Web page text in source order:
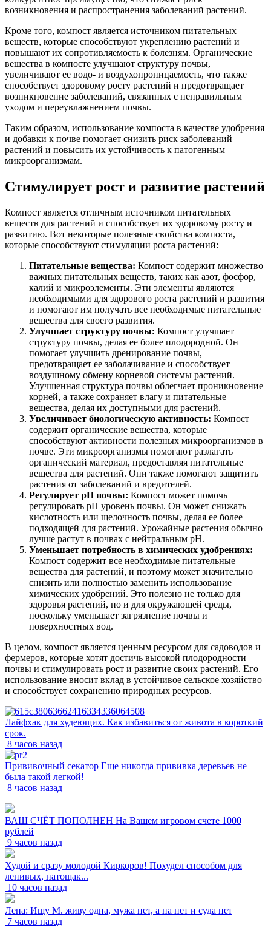
возникновения и распространения заболеваний растений.
Кроме того, компост является источником питательных
веществ, которые способствуют укреплению растений и
повышают их сопротивляемость к болезням. Органические
вещества в компосте улучшают структуру почвы,
увеличивают ее водо- и воздухопроницаемость, что также
способствует здоровому росту растений и предотвращает
возникновение заболеваний, связанных с неправильным
уходом и переувлажнением почвы.
Таким образом, использование компоста в качестве удобрения
и добавки к почве помогает снизить риск заболеваний
растений и повысить их устойчивость к патогенным
микроорганизмам.
Стимулирует рост и развитие растений
Компост является отличным источником питательных
веществ для растений и способствует их здоровому росту и
развитию. Вот некоторые полезные свойства компоста,
которые способствуют стимуляции роста растений:
Питательные вещества: Компост содержит множество
важных питательных веществ, таких как азот, фосфор,
калий и микроэлементы. Эти элементы являются
необходимыми для здорового роста растений и развития
и помогают им получать все необходимые питательные
вещества для своего развития.
Улучшает структуру почвы: Компост улучшает
структуру почвы, делая ее более плодородной. Он
помогает улучшить дренирование почвы,
предотвращает ее заболачивание и способствует
воздушному обмену корневой системы растений.
Улучшенная структура почвы облегчает проникновение
корней, а также сохраняет влагу и питательные
вещества, делая их доступными для растений.
Увеличивает биологическую активность: Компост
содержит органические вещества, которые
способствуют активности полезных микроорганизмов в
почве. Эти микроорганизмы помогают разлагать
органический материал, предоставляя питательные
вещества для растений. Они также помогают защитить
растения от заболеваний и вредителей.
Регулирует pH почвы: Компост может помочь
регулировать pH уровень почвы. Он может снижать
кислотность или щелочность почвы, делая ее более
подходящей для растений. Урожайные растения обычно
лучше растут в почвах с нейтральным pH.
Уменьшает потребность в химических удобрениях:
Компост содержит все необходимые питательные
вещества для растений, и поэтому может значительно
снизить или полностью заменить использование
химических удобрений. Это полезно не только для
здоровья растений, но и для окружающей среды,
поскольку уменьшает загрязнение почвы и
поверхностных вод.
В целом, компост является ценным ресурсом для садоводов и
фермеров, которые хотят достичь высокой плодородности
почвы и стимулировать рост и развитие своих растений. Его
использование вносит вклад в устойчивое сельское хозяйство
и способствует сохранению природных ресурсов.
Лайфхак для худеющих. Как избавиться от живота в короткий
срок.
8 часов назад
Прививочный секатор Еще никогда прививка деревьев не
была такой легкой!
8 часов назад
ВАШ СЧЁТ ПОПОЛНЕН На Вашем игровом счете 1000
рублей
9 часов назад
Худой и сразу молодой Киркоров! Похудел способом для
ленивых, натощак...
10 часов назад
Лена: Ищу М. живу одна, мужа нет, а на нет и суда нет
7 часов назад